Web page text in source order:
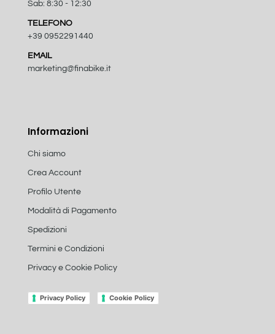
Sab: 8:30 - 12:30
TELEFONO
+39 0952291440
EMAIL
marketing@finabike.it
Informazioni
Chi siamo
Crea Account
Profilo Utente
Modalità di Pagamento
Spedizioni
Termini e Condizioni
Privacy e Cookie Policy
Privacy Policy Cookie Policy